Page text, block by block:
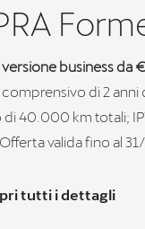
versione business da
di 2 anni
di 40.000 km totali;
valida fino al
tutti i dettagli